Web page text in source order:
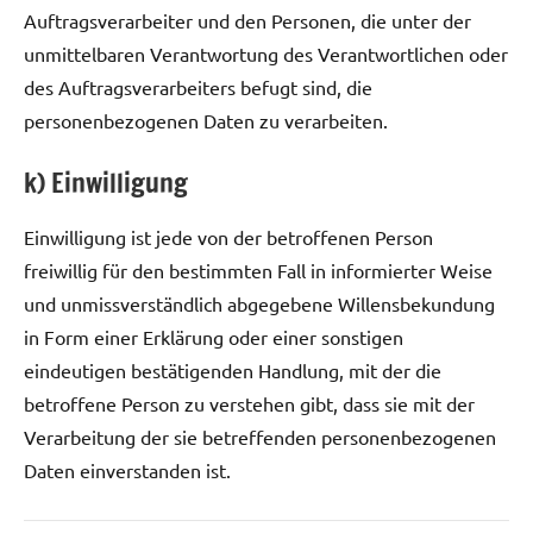
Auftragsverarbeiter und den Personen, die unter der
unmittelbaren Verantwortung des Verantwortlichen oder
des Auftragsverarbeiters befugt sind, die
personenbezogenen Daten zu verarbeiten.
k) Einwilligung
Einwilligung ist jede von der betroffenen Person
freiwillig für den bestimmten Fall in informierter Weise
und unmissverständlich abgegebene Willensbekundung
in Form einer Erklärung oder einer sonstigen
eindeutigen bestätigenden Handlung, mit der die
betroffene Person zu verstehen gibt, dass sie mit der
Verarbeitung der sie betreffenden personenbezogenen
Daten einverstanden ist.